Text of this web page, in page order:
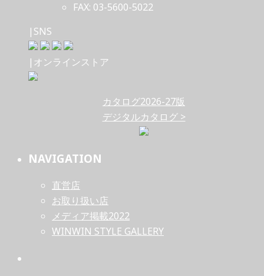
FAX: 03-5600-5022
|SNS
|オンラインストア
カタログ2026-27版
デジタルカタログ >
NAVIGATION
直営店
お取り扱い店
メディア掲載2022
WINWIN STYLE GALLERY